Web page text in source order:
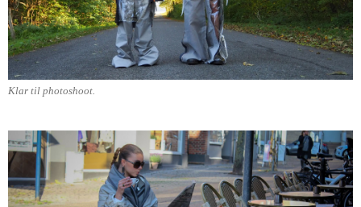
Klar til photoshoot.